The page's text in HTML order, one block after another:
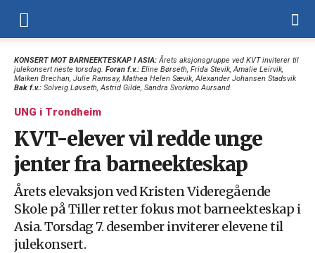
KONSERT MOT BARNEEKTESKAP I ASIA:Årets aksjonsgruppe ved KVT inviterer til
julekonsert neste torsdag. Foran f.v.: Eline Børseth, Frida Stevik, Amalie Leirvik,
Maiken Brechan, Julie Ramsay, Mathea Helen Sævik, Alexander Johansen Stadsvik
Bak f.v.: Solveig Løvseth, Astrid Gilde, Sandra Svorkmo Aursand.
UNG i Trondheim
KVT-elever vil redde unge
jenter fra barneekteskap
Årets elevaksjon ved Kristen Videregående
Skole på Tiller retter fokus mot barneekteskap i
Asia. Torsdag 7. desember inviterer elevene til
julekonsert.